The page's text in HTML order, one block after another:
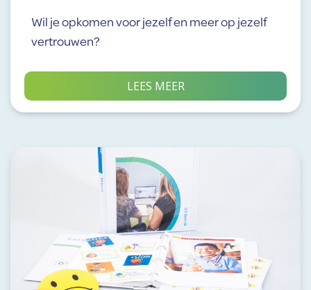
Wil je opkomen voor jezelf en meer op jezelf
vertrouwen?
LEES MEER